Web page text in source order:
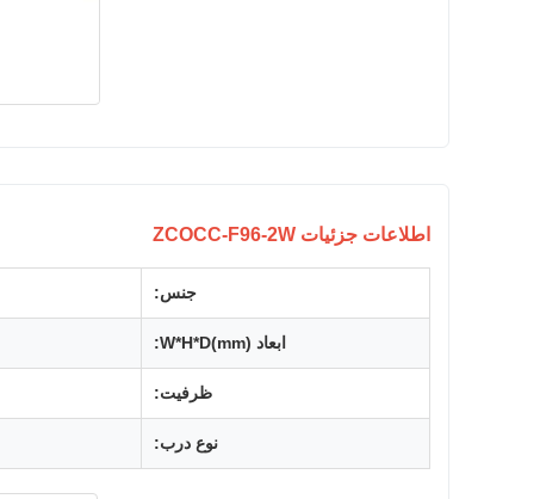
اطلاعات جزئیات ZCOCC-F96-2W
جنس:
ابعاد W*H*D(mm):
ظرفیت:
نوع درب: